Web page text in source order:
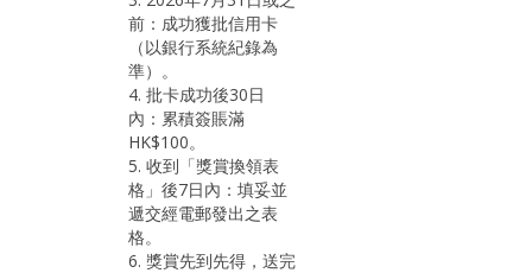
前：成功獲批信用卡
（以銀行系統紀錄為
準）。
4. 批卡成功後30日
內：累積簽賬滿
HK$100。
5. 收到「獎賞換領表
格」後7日內：填妥並
遞交經電郵發出之表
格。
6. 獎賞先到先得，送完